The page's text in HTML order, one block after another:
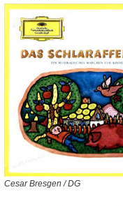
Cesar Bresgen / DG